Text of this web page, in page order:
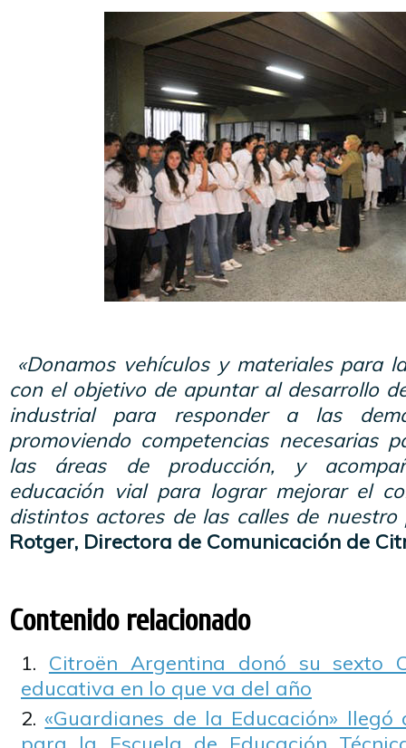
«Donamos vehículos y materiales para
con el objetivo de apuntar al desarrollo
industrial para responder a las
promoviendo competencias necesarias
las áreas de producción, y
educación vial para lograr mejorar el
distintos actores de las calles de nuestro
Rotger, Directora de Comunicación de
Contenido relacionado
Citroën Argentina donó su sexto
educativa en lo que va del año
«Guardianes de la Educación»